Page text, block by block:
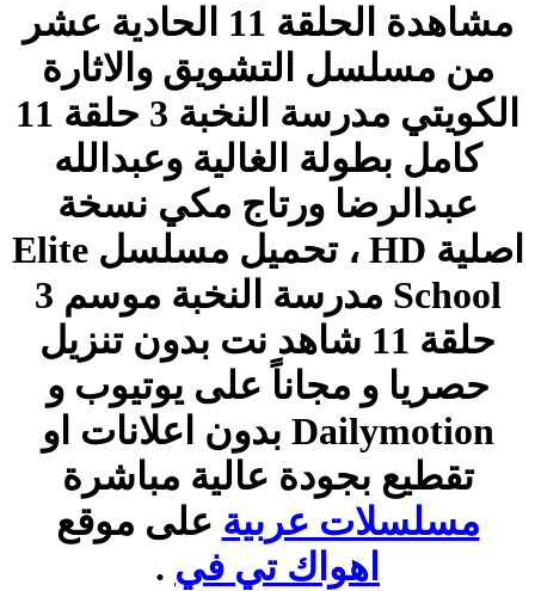
مشاهدة الحلقة 11 الحادية عشر
من مسلسل التشويق والاثارة
الكويتي مدرسة النخبة 3 حلقة 11
كامل بطولة الغالية وعبدالله
عبدالرضا ورتاج مكي نسخة
اصلية HD ، تحميل مسلسل Elite
School مدرسة النخبة موسم 3
حلقة 11 شاهد نت بدون تنزيل
حصريا و مجاناً على يوتيوب و
Dailymotion بدون اعلانات او
تقطيع بجودة عالية مباشرة
مسلسلات عربية على موقع
اهواك تي في .